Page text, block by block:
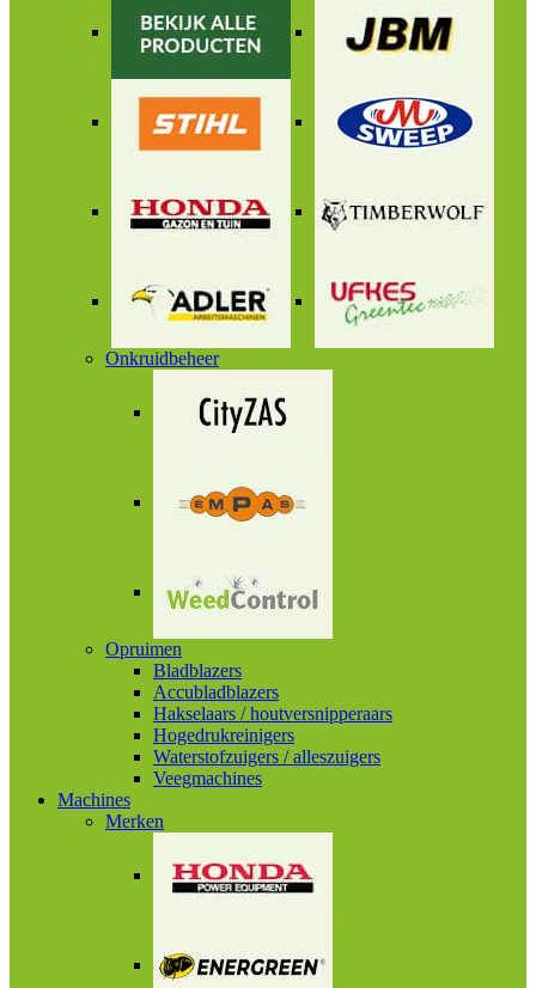
Onkruidbeheer
Opruimen
Bladblazers
Accubladblazers
Hakselaars / houtversnipperaars
Hogedrukreinigers
Waterstofzuigers / alleszuigers
Veegmachines
Machines
Merken